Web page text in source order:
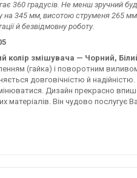
360 градусів. Не менш зручний
на 345 мм, висотою струменя 265
й безвідмовну роботу.
колір змішувача — Чорний,
(гайка) і поворотним
довговічністю й
Дизайн прекрасно
матеріалів. Він чудово послугує